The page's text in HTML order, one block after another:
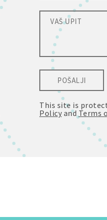
POŠALJI
This site is
Policy andTerms